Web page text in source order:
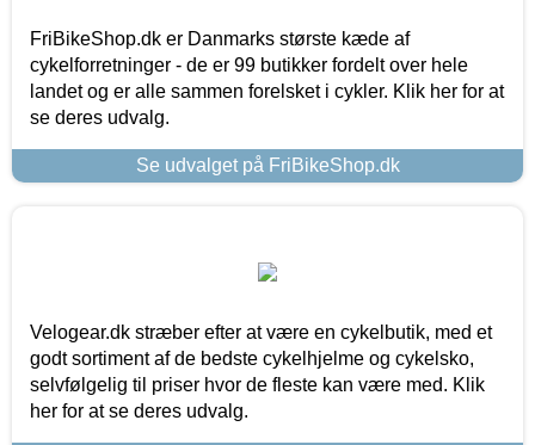
FriBikeShop.dk er Danmarks største kæde af
cykelforretninger - de er 99 butikker fordelt over hele
landet og er alle sammen forelsket i cykler. Klik her for at
se deres udvalg.
Se udvalget på FriBikeShop.dk
Velogear.dk stræber efter at være en cykelbutik, med et
godt sortiment af de bedste cykelhjelme og cykelsko,
selvfølgelig til priser hvor de fleste kan være med. Klik
her for at se deres udvalg.